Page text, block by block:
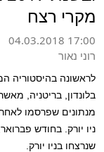
מקרי רצח
04.03.2018 17:00
רוני נאור
לראשונה בהיסטוריה
בלונדון, בריטניה,
מנתונים שפרסמו
שנרצחו בניו יורק.